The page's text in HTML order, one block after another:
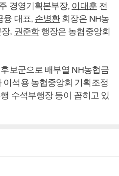
경영기획본부장, 이대훈전
융 대표, 손병환회장은 NH농
, 권준학행장은 농협중앙회
보군으로 배부열 NH농협금
석용 농협중앙회 기획조정
수석부행장 등이 꼽히고 있